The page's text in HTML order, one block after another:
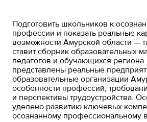
Подготовить школьников к
профессии и показать реальные
возможности Амурской области —
ставит сборник образовательных
педагогов и обучающихся
представлены реальные
образовательные организации
особенности профессий,
и перспективы трудоустройства.
уделено развитию ключевых
осознанному профессиональному